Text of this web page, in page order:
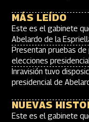
MÁS LEÍDO
Este es el gabinete
Abelardo de la
Presentan pruebas
elecciones
Inravisión tuvo
presidencial de
NUEVAS
Este es el gabinete